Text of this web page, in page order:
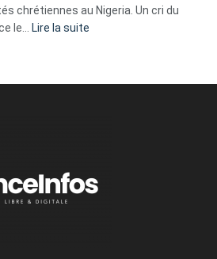
chrétiennes au Nigeria. Un cri du
le…
Lire la suite
Nigeria,